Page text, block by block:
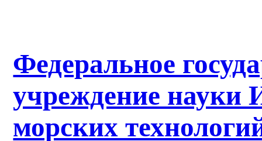
Федеральное
учреждение науки
морских